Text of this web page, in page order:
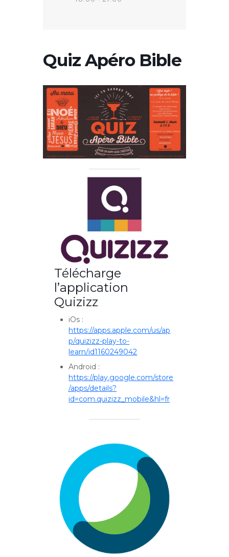
Quiz Apéro Bible
Télécharge
l’application
Quizizz
iOs :
https://apps.apple.com/us/ap
p/quizizz-play-to-
learn/id1160249042
Android :
https://play.google.com/store
/apps/details?
id=com.quizizz_mobile&hl=fr